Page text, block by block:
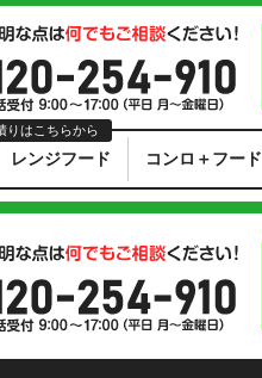
レンジフード コンロ＋フード
りはこちらから